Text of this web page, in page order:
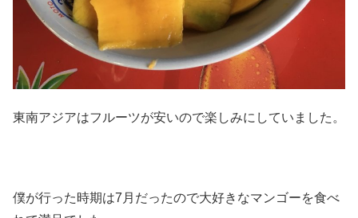
東南アジアはフルーツが安いので楽しみにしていました。
僕が行った時期は7月だったので大好きなマンゴーを食べ